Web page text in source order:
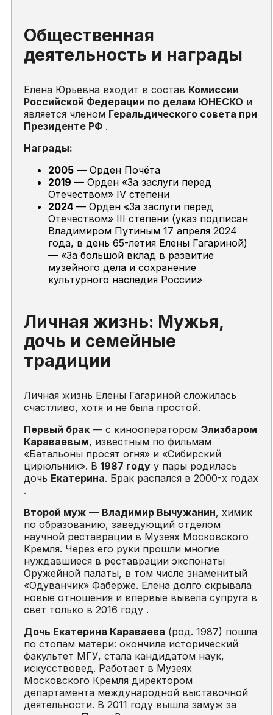
Общественная
деятельность и награды
Елена Юрьевна входит в состав Комиссии
Российской Федерации по делам ЮНЕСКО и
является членом Геральдического совета при
Президенте РФ .
Награды:
2005 — Орден Почёта
2019 — Орден «За заслуги перед
Отечеством» IV степени
2024 — Орден «За заслуги перед
Отечеством» III степени (указ подписан
Владимиром Путиным 17 апреля 2024
года, в день 65-летия Елены Гагариной)
— «За большой вклад в развитие
музейного дела и сохранение
культурного наследия России»
Личная жизнь: Мужья,
дочь и семейные
традиции
Личная жизнь Елены Гагариной сложилась
счастливо, хотя и не была простой.
Первый брак — с кинооператором Элизбаром
Караваевым, известным по фильмам
«Батальоны просят огня» и «Сибирский
цирюльник». В 1987 году у пары родилась
дочь Екатерина. Брак распался в 2000-х годах
.
Второй муж — Владимир Вычужанин, химик
по образованию, заведующий отделом
научной реставрации в Музеях Московского
Кремля. Через его руки прошли многие
нуждавшиеся в реставрации экспонаты
Оружейной палаты, в том числе знаменитый
«Одуванчик» Фаберже. Елена долго скрывала
новые отношения и впервые вывела супруга в
свет только в 2016 году .
Дочь Екатерина Караваева (род. 1987) пошла
по стопам матери: окончила исторический
факультет МГУ, стала кандидатом наук,
искусствовед. Работает в Музеях
Московского Кремля директором
департамента международной выставочной
деятельности. В 2011 году вышла замуж за